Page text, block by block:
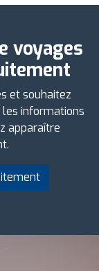
voyages
et souhaitez
les informations
apparaître